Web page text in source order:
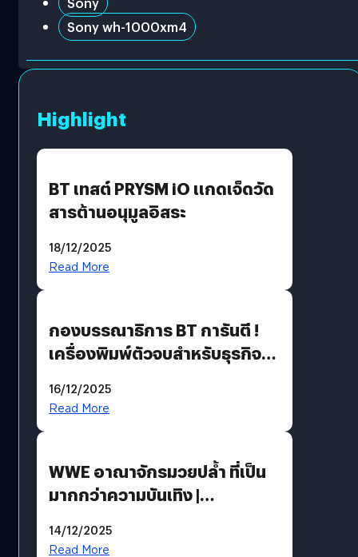
Sony wh-1000xm4
Highlight
BT เทสต์ PRYSM iO แกดเจ็ดวัด
สารต้านอนุมูลอิสระ
18/12/2025
Read More
กองบรรณาธิการ BT การันตี !
เครื่องพิมพ์ตัวจบสำหรับธุรกิจ
16/12/2025
Read More
WWE อาณาจักรมวยปล้ำ ที่เป็น
มากกว่าความบันเทิง |
14/12/2025
Read More